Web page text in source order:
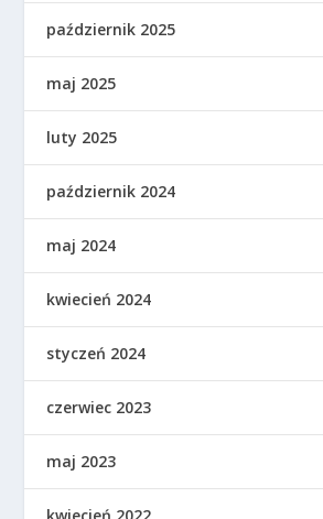
październik 2025
maj 2025
luty 2025
październik 2024
maj 2024
kwiecień 2024
styczeń 2024
czerwiec 2023
maj 2023